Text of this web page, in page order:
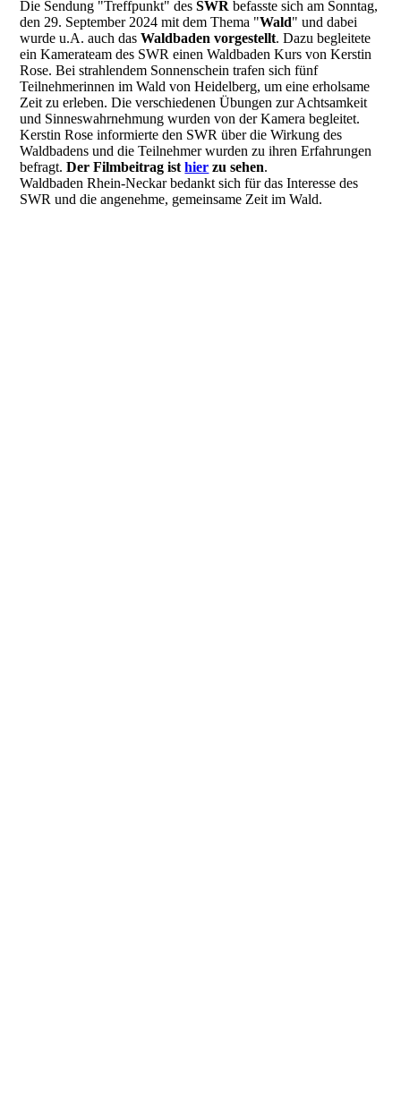
Die Sendung "Treffpunkt" desSWR befasste sich am Sonntag,
den 29. September 2024 mit dem Thema "Wald" und dabei
wurde u.A. auch dasWaldbaden vorgestellt. Dazu begleitete
ein Kamerateam des SWR einen Waldbaden Kurs von Kerstin
Rose. Bei strahlendem Sonnenschein trafen sich fünf
Teilnehmerinnen im Wald von Heidelberg, um eine erholsame
Zeit zu erleben. Die verschiedenen Übungen zur Achtsamkeit
und Sinneswahrnehmung wurden von der Kamera begleitet.
Kerstin Rose informierte den SWR über die Wirkung des
Waldbadens und die Teilnehmer wurden zu ihren Erfahrungen
befragt.Der Filmbeitrag isthier zu sehen.
Waldbaden Rhein-Neckar bedankt sich für das Interesse des
SWR und die angenehme, gemeinsame Zeit im Wald.